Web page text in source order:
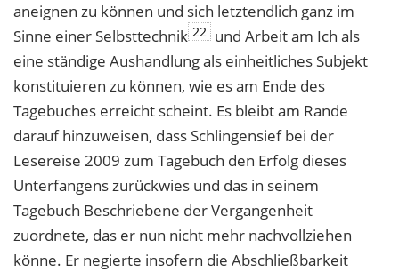
aneignen zu können und sich letztendlich ganz im
Sinne einer Selbsttechnik 22 und Arbeit am Ich als
eine ständige Aushandlung als einheitliches Subjekt
konstituieren zu können, wie es am Ende des
Tagebuches erreicht scheint. Es bleibt am Rande
darauf hinzuweisen, dass Schlingensief bei der
Lesereise 2009 zum Tagebuch den Erfolg dieses
Unterfangens zurückwies und das in seinem
Tagebuch Beschriebene der Vergangenheit
zuordnete, das er nun nicht mehr nachvollziehen
könne. Er negierte insofern die Abschließbarkeit